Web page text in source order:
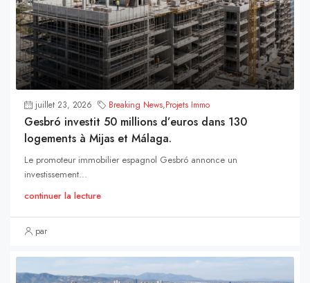
juillet 23, 2026 Breaking News,Projets Immo
Gesbró investit 50 millions d’euros dans 130
logements à Mijas et Málaga.
Le promoteur immobilier espagnol Gesbró annonce un
investissement...
continuer la lecture
par